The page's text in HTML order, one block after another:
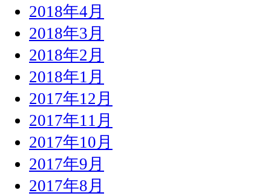
2018年4月
2018年3月
2018年2月
2018年1月
2017年12月
2017年11月
2017年10月
2017年9月
2017年8月